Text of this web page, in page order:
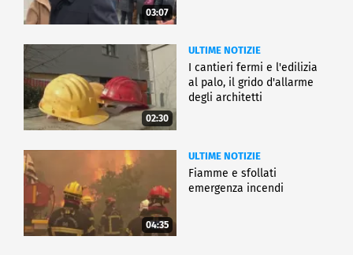
03:07
02:30
ULTIME NOTIZIE
I cantieri fermi e l'edilizia
al palo, il grido d'allarme
degli architetti
04:35
ULTIME NOTIZIE
Fiamme e sfollati
emergenza incendi